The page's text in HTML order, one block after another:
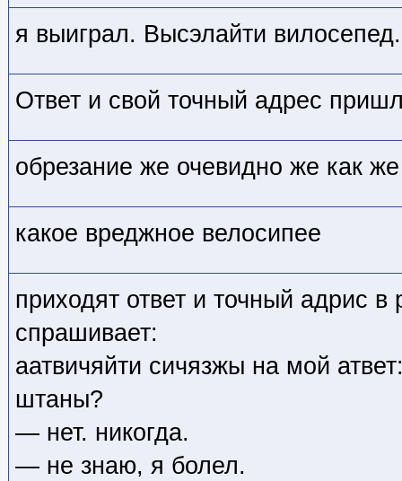
я выиграл. Высэлайти вилосепед.
Ответ и свой точный адрес
обрезание же очевидно же как
какое вреджное велосипее
приходят ответ и точный адрис
спрашивает:
аатвичяйти сичязжы на мой
штаны?
— нет. никогда.
— не знаю, я болел.